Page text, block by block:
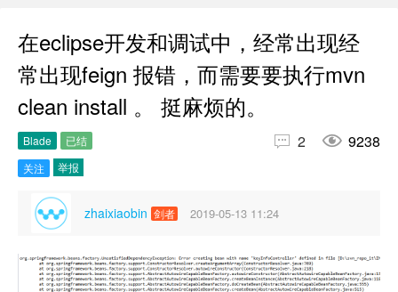
在eclipse开发和调试中，经常出现经
常出现feign 报错，而需要要执行mvn
clean install 。 挺麻烦的。
Blade
已结
关注
举报
 2  9238
zhaixiaobin 剑者 2019-05-13 11:24